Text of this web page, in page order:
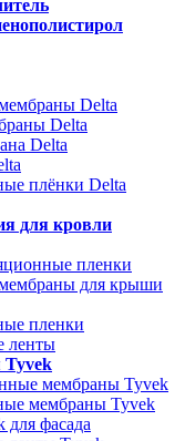
Delta
Delta
Delta
плёнки Delta
для кровли
пленки
для крыши
пленки
ленты
Tyvek
мембраны Tyvek
мембраны Tyvek
фасада